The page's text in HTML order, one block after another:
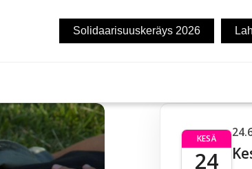
Solidaarisuuskeräys 2026
KESÄ
24